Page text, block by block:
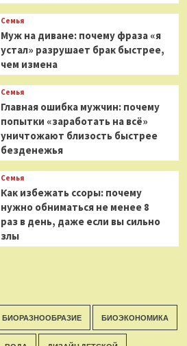
Семья
Муж на диване: почему фраза «я
устал» разрушает брак быстрее,
чем измена
Семья
Главная ошибка мужчин: почему
попытки «заработать на всё»
уничтожают близость быстрее
безденежья
Семья
Как избежать ссоры: почему
нужно обниматься не менее 8
раз в день, даже если вы сильно
злы
БИОРАЗНООБРАЗИЕ БИОЭКОНОМИКА